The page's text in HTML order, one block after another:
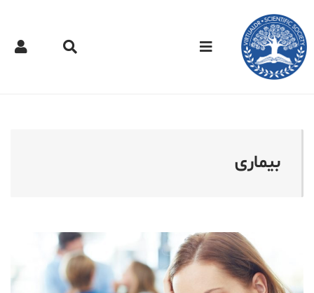
دکتر مجازی - بیماری
بیماری